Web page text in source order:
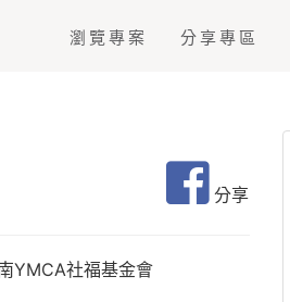
瀏覽專案 分享專區
分享
YMCA社福基金會